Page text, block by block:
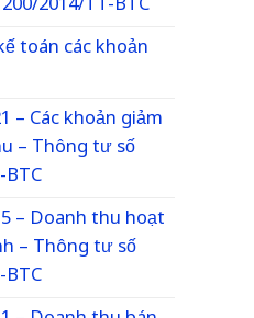
toán các khoản
– Các khoản giảm
– Thông tư số
– Doanh thu hoạt
– Thông tư số